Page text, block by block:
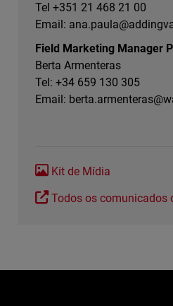
Tel +351 21 468 21 00
Email:
Field Marketing Manager
Berta Armenteras
Tel: +34 659 130 305
Email:
Kit de Mídia
Todos os comunicados